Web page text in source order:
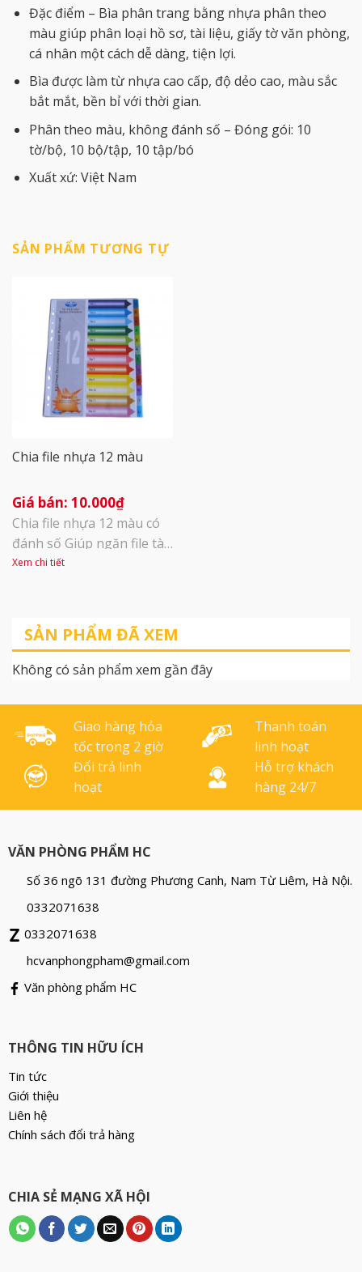
Đặc điểm – Bìa phân trang bằng nhựa phân theo
màu giúp phân loại hồ sơ, tài liệu, giấy tờ văn phòng,
cá nhân một cách dễ dàng, tiện lợi.
Bìa được làm từ nhựa cao cấp, độ dẻo cao, màu sắc
bắt mắt, bền bỉ với thời gian.
Phân theo màu, không đánh số – Đóng gói: 10
tờ/bộ, 10 bộ/tập, 10 tập/bó
Xuất xứ: Việt Nam
SẢN PHẨM TƯƠNG TỰ
Chia file nhựa 12 màu
10.000₫
Chia file nhựa 12 màu có
đánh số Giúp ngăn file tài
liệu được dễ dàng
Xem chi tiết
SẢN PHẨM ĐÃ XEM
Không có sản phẩm xem gần đây
Giao hàng hỏa
tốc trong 2 giờ
Thanh toán
linh hoạt
Đổi trả linh
hoạt
Hỗ trợ khách
hàng 24/7
VĂN PHÒNG PHẨM HC
Số 36 ngõ 131 đường Phương Canh, Nam Từ Liêm, Hà Nội.
0332071638
0332071638
hcvanphongpham@gmail.com
Văn phòng phẩm HC
THÔNG TIN HỮU ÍCH
Tin tức
Giới thiệu
Liên hệ
Chính sách đổi trả hàng
CHIA SẺ MẠNG XÃ HỘI